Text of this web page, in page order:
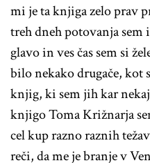
mi je ta knjiga zelo prav
treh dneh potovanja sem
glavo in ves čas sem si
bilo nekako drugače, kot
knjig, ki sem jih kar
knjigo Toma Križnarja
cel kup razno raznih
reči, da me je branje v